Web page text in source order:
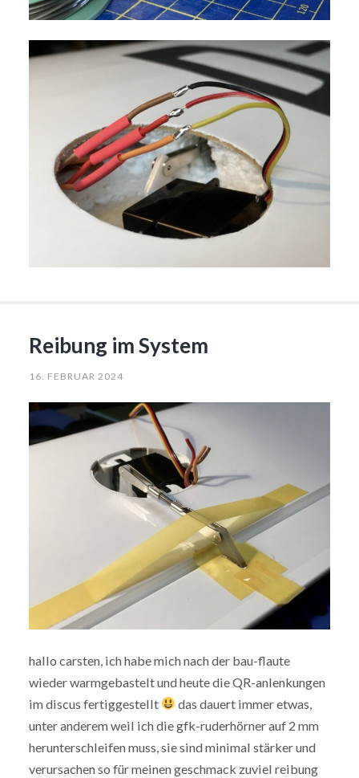
Reibung im System
16. FEBRUAR 2024
hallo carsten, ich habe mich nach der bau-flaute
wieder warmgebastelt und heute die QR-anlenkungen
im discus fertiggestellt
das dauert immer etwas,
unter anderem weil ich die gfk-ruderhörner auf 2 mm
herunterschleifen muss, sie sind minimal stärker und
verursachen so für meinen geschmack zuviel reibung